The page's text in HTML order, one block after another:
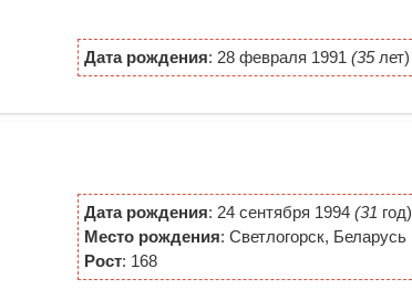
Дата рождения: 28 февраля 1991 (35лет)
Дата рождения: 24 сентября 1994 (31 год)
Место рождения: Светлогорск, Беларусь
Рост: 168